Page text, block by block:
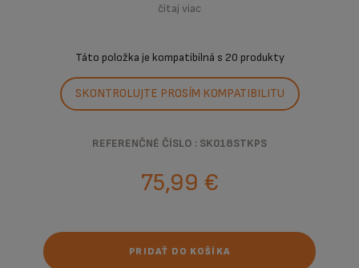
čítaj viac
Táto položka je kompatibilná s 20 produkty
SKONTROLUJTE PROSÍM KOMPATIBILITU
REFERENČNÉ ČÍSLO : SK018STKPS
75,99 €
PRIDAŤ DO KOŠÍKA